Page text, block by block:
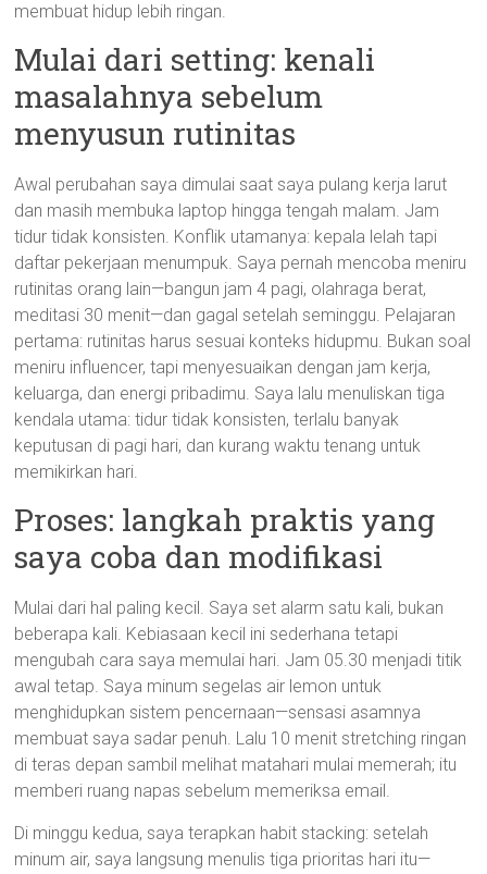
membuat hidup lebih ringan.
Mulai dari setting: kenali
masalahnya sebelum
menyusun rutinitas
Awal perubahan saya dimulai saat saya pulang kerja larut
dan masih membuka laptop hingga tengah malam. Jam
tidur tidak konsisten. Konflik utamanya: kepala lelah tapi
daftar pekerjaan menumpuk. Saya pernah mencoba meniru
rutinitas orang lain—bangun jam 4 pagi, olahraga berat,
meditasi 30 menit—dan gagal setelah seminggu. Pelajaran
pertama: rutinitas harus sesuai konteks hidupmu. Bukan soal
meniru influencer, tapi menyesuaikan dengan jam kerja,
keluarga, dan energi pribadimu. Saya lalu menuliskan tiga
kendala utama: tidur tidak konsisten, terlalu banyak
keputusan di pagi hari, dan kurang waktu tenang untuk
memikirkan hari.
Proses: langkah praktis yang
saya coba dan modifikasi
Mulai dari hal paling kecil. Saya set alarm satu kali, bukan
beberapa kali. Kebiasaan kecil ini sederhana tetapi
mengubah cara saya memulai hari. Jam 05.30 menjadi titik
awal tetap. Saya minum segelas air lemon untuk
menghidupkan sistem pencernaan—sensasi asamnya
membuat saya sadar penuh. Lalu 10 menit stretching ringan
di teras depan sambil melihat matahari mulai memerah; itu
memberi ruang napas sebelum memeriksa email.
Di minggu kedua, saya terapkan habit stacking: setelah
minum air, saya langsung menulis tiga prioritas hari itu—